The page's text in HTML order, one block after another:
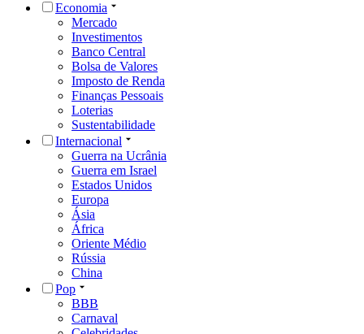
Economia
Mercado
Investimentos
Banco Central
Bolsa de Valores
Imposto de Renda
Finanças Pessoais
Loterias
Sustentabilidade
Internacional
Guerra na Ucrânia
Guerra em Israel
Estados Unidos
Europa
Ásia
África
Oriente Médio
Rússia
China
Pop
BBB
Carnaval